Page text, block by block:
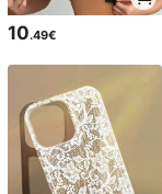
10.49€